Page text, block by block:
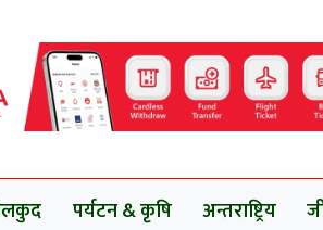
पर्यटन & कृषि अन्तराष्ट्रिय